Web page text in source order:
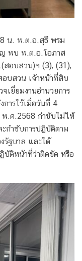
น. พ.ต.อ.สุธี พรม
ญ พบ พ.ต.อ.โอภาส
สอบสวน)ฯ (3), (31),
บสวน เจ้าหน้าที่สิบ
เยี่ยมงานอำนวยการ
ารไว้เมื่อวันที่ 4
.ศ.2568 กำชับไม่ให้
กำชับการปฎิบัติตาม
รัฐบาล และได้
บัติหน้าที่ว่าติดขัด หรือ